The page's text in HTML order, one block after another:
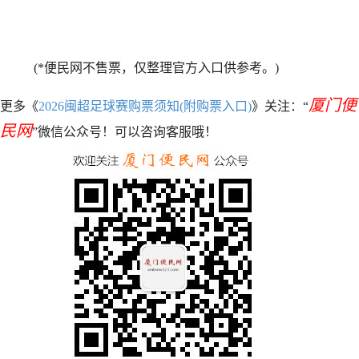
(*便民网不售票，仅整理官方入口供参考。)
更多《2026闽超足球赛购票须知(附购票入口)》关注：“厦门便
民网”微信公众号！可以咨询客服哦！